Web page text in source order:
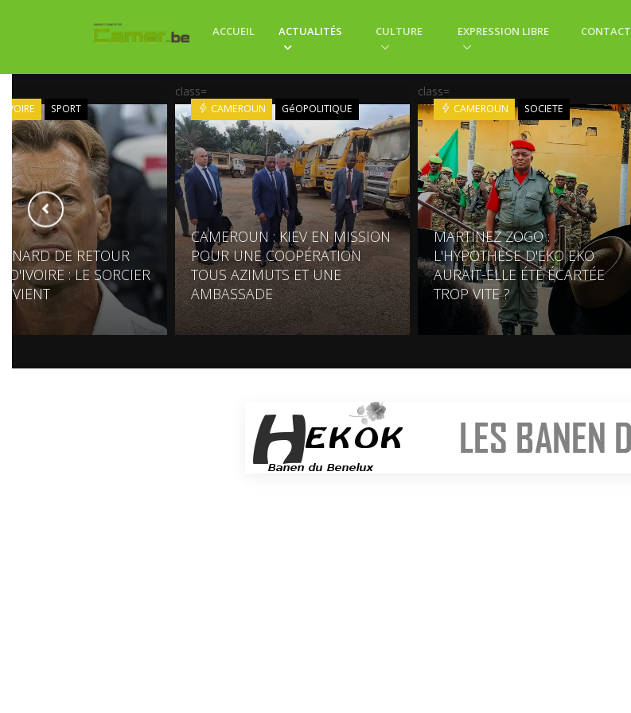
ACCUEIL ACTUALITÉS CULTURE EXPRESSION LIBRE CONTACT
SPORT
DE RETOUR
D'IVOIRE : LE SORCIER
class=
CAMEROUN GéOPOLITIQUE
CAMEROUN : KIEV EN MISSION
POUR UNE COOPÉRATION
TOUS AZIMUTS ET UNE
AMBASSADE
class=
CAMEROUN SOCIETE
MARTINEZ ZOGO :
L'HYPOTHÈSE D'EKO EKO
AURAIT-ELLE ÉTÉ ÉCARTÉE
TROP VITE ?